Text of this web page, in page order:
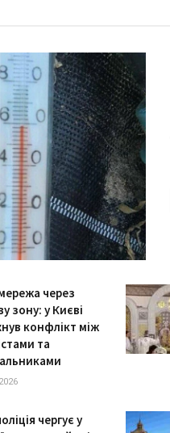
через
зону: у Києві
конфлікт між
та
чергує у